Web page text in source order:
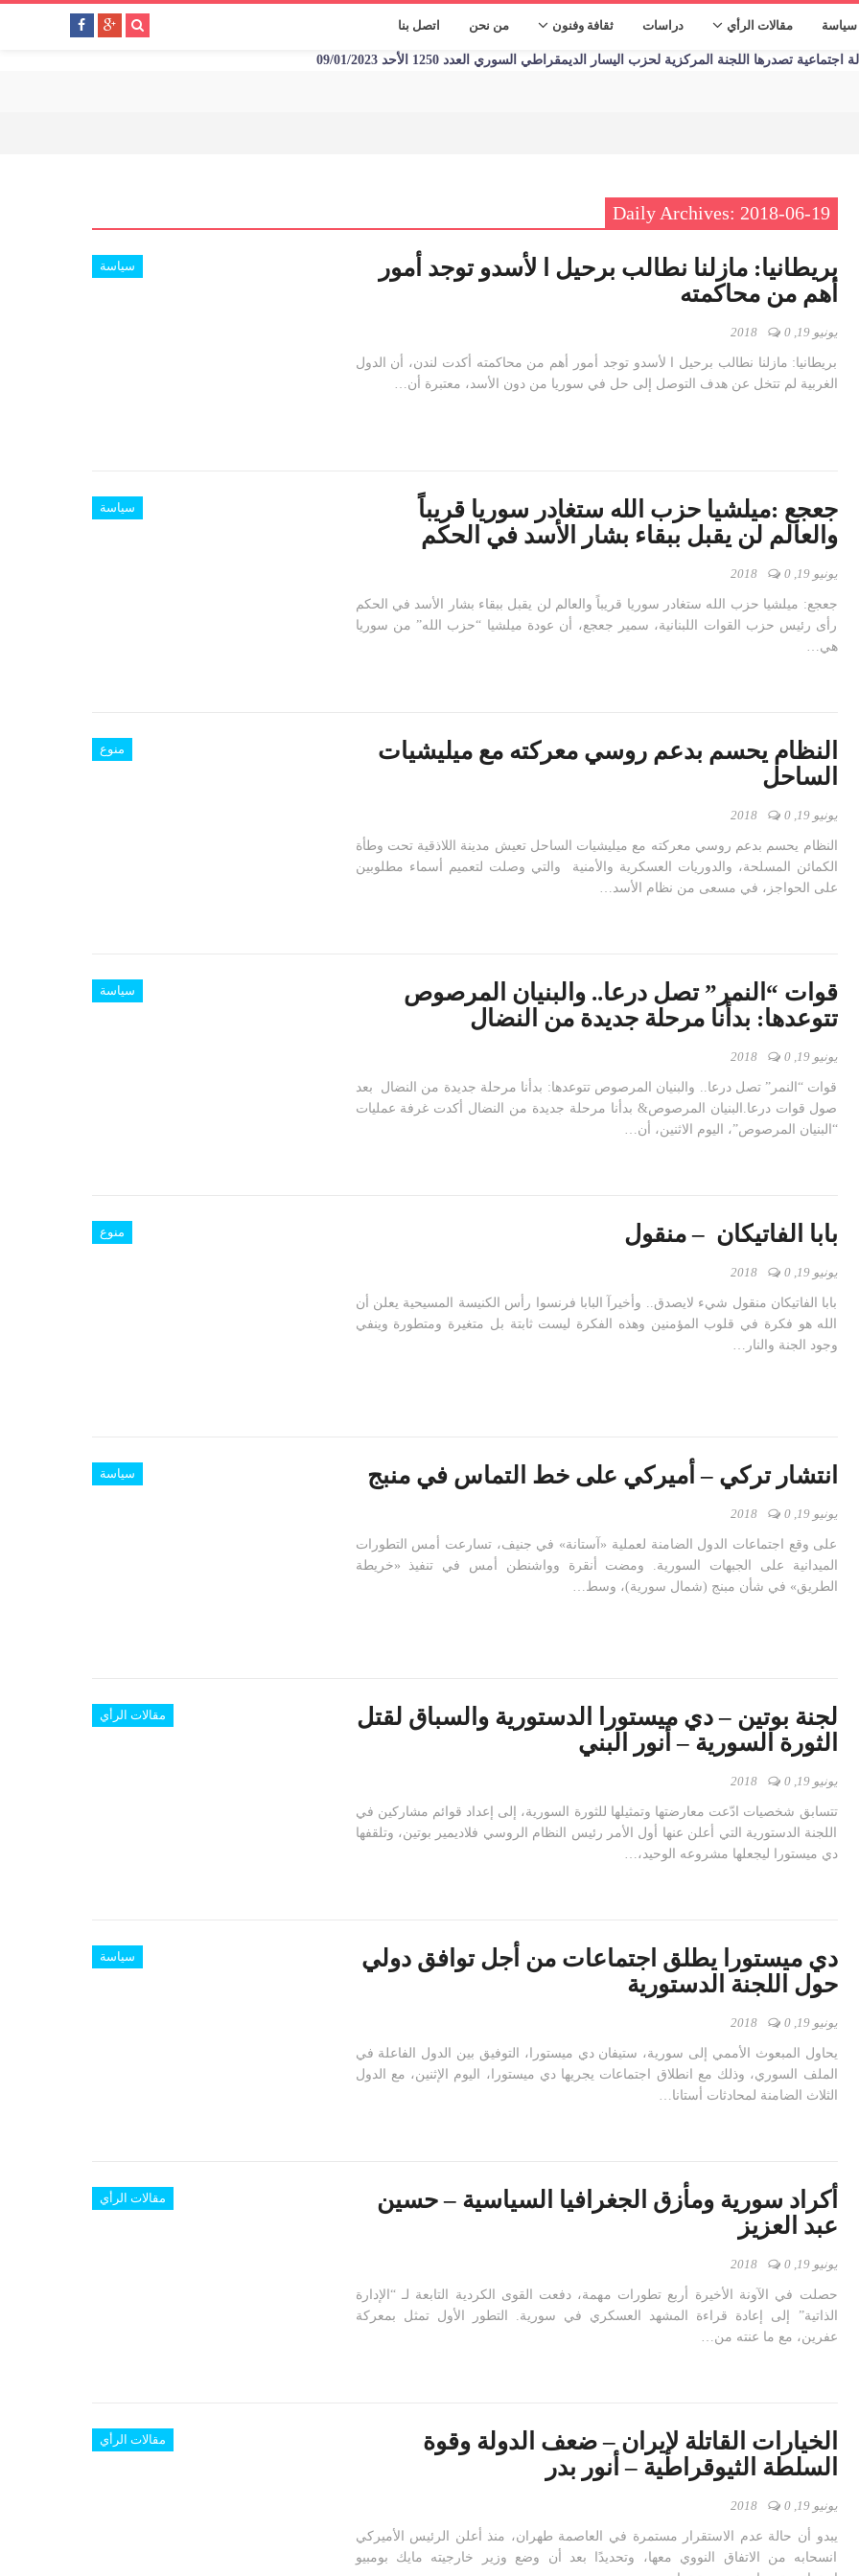
سياسة مقالات الرأي دراسات ثقافة وفنون من نحن اتصل بنا
تصدرها اللجنة المركزية لحزب اليسار الديمقراطي السوري العدد 1250 الأحد 09/01/2023
Daily Archives: 2018-06-19
سياسة
بريطانيا: مازلنا نطالب برحيل ا لأسدو توجد أمور
أهم من محاكمته
يونيو 19, 2018 0
بريطانيا: مازلنا نطالب برحيل ا لأسدو توجد أمور أهم من محاكمته أكدت لندن، أن الدول
الغربية لم تتخل عن هدف التوصل إلى حل في سوريا من دون الأسد، معتبرة أن…
سياسة
جعجع :ميلشيا حزب الله ستغادر سوريا قريباً
والعالم لن يقبل ببقاء بشار الأسد في الحكم
يونيو 19, 2018 0
جعجع: ميلشيا حزب الله ستغادر سوريا قريباً والعالم لن يقبل ببقاء بشار الأسد في الحكم
رأى رئيس حزب القوات اللبنانية، سمير جعجع، أن عودة ميلشيا “حزب الله” من سوريا
هي…
منوع
النظام يحسم بدعم روسي معركته مع ميليشيات
الساحل
يونيو 19, 2018 0
النظام يحسم بدعم روسي معركته مع ميليشيات الساحل تعيش مدينة اللاذقية تحت وطأة
الكمائن المسلحة، والدوريات العسكرية والأمنية والتي وصلت لتعميم أسماء مطلوبين
على الحواجز، في مسعى من نظام الأسد…
سياسة
قوات “النمر” تصل درعا.. والبنيان المرصوص
تتوعدها: بدأنا مرحلة جديدة من النضال
يونيو 19, 2018 0
قوات “النمر” تصل درعا.. والبنيان المرصوص تتوعدها: بدأنا مرحلة جديدة من النضال بعد
صول قوات درعا.البنيان المرصوص& بدأنا مرحلة جديدة من النضال أكدت غرفة عمليات
“البنيان المرصوص”، اليوم الاثنين، أن…
منوع بابا الفاتيكان – منقول
يونيو 19, 2018 0
بابا الفاتيكان منقول شيء لايصدق.. وأخيرآ البابا فرنسوا رأس الكنيسة المسيحية يعلن أن
الله هو فكرة في قلوب المؤمنين وهذه الفكرة ليست ثابتة بل متغيرة ومتطورة وينفي
وجود الجنة والنار…
سياسة انتشار تركي – أميركي على خط التماس في منبج
يونيو 19, 2018 0
على وقع اجتماعات الدول الضامنة لعملية «آستانة» في جنيف، تسارعت أمس التطورات
الميدانية على الجبهات السورية. ومضت أنقرة وواشنطن أمس في تنفيذ «خريطة
الطريق» في شأن مبنج (شمال سورية)، وسط…
مقالات الرأي
لجنة بوتين – دي ميستورا الدستورية والسباق لقتل
الثورة السورية – أنور البني
يونيو 19, 2018 0
تتسابق شخصيات ادّعت معارضتها وتمثيلها للثورة السورية، إلى إعداد قوائم مشاركين في
اللجنة الدستورية التي أعلن عنها أول الأمر رئيس النظام الروسي فلاديمير بوتين، وتلقفها
دي ميستورا ليجعلها مشروعه الوحيد،…
سياسة
دي ميستورا يطلق اجتماعات من أجل توافق دولي
حول اللجنة الدستورية
يونيو 19, 2018 0
يحاول المبعوث الأممي إلى سورية، ستيفان دي ميستورا، التوفيق بين الدول الفاعلة في
الملف السوري، وذلك مع انطلاق اجتماعات يجريها دي ميستورا، اليوم الإثنين، مع الدول
الثلاث الضامنة لمحادثات أستانا…
مقالات الرأي
أكراد سورية ومأزق الجغرافيا السياسية – حسين
عبد العزيز
يونيو 19, 2018 0
حصلت في الآونة الأخيرة أربع تطورات مهمة، دفعت القوى الكردية التابعة لـ “الإدارة
الذاتية” إلى إعادة قراءة المشهد العسكري في سورية. التطور الأول تمثل بمعركة
عفرين، مع ما عنته من…
مقالات الرأي
الخيارات القاتلة لإيران – ضعف الدولة وقوة
السلطة الثيوقراطية – أنور بدر
يونيو 19, 2018 0
يبدو أن حالة عدم الاستقرار مستمرة في العاصمة طهران، منذ أعلن الرئيس الأميركي
انسحابه من الاتفاق النووي معها، وتحديدًا بعد أن وضع وزير خارجيته مايك بومبيو